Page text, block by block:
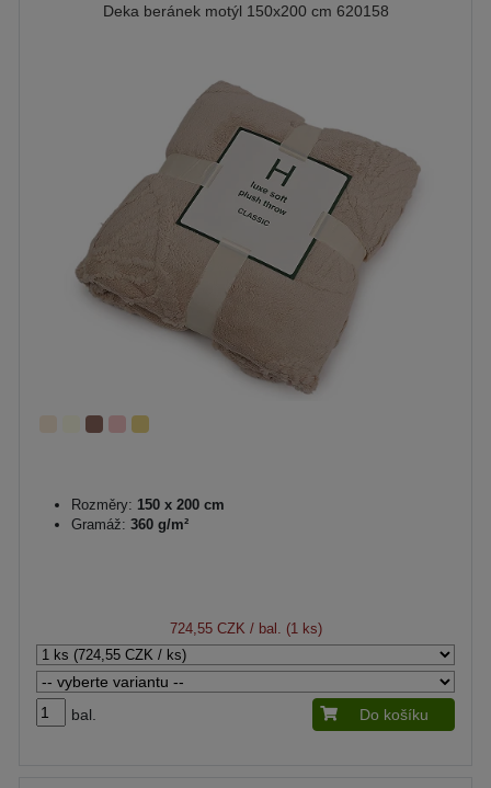
Deka beránek motýl 150x200 cm 620158
Rozměry: 150 x 200 cm
Gramáž: 360 g/m²
724,55 CZK / bal. (1 ks)
bal. Do košíku